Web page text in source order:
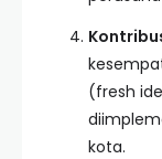
(fresh
kota.